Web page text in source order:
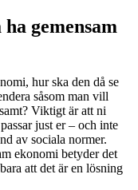
gemensam
hur ska den då se
såsom man vill
Viktigt är att ni
just er – och inte
av sociala normer.
ekonomi betyder det
att det är en lösning